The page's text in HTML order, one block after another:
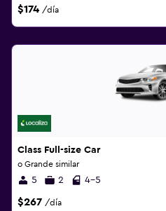
$174 /día
Class Full-size Car
o Grande similar
5 2 4-5
$267 /día